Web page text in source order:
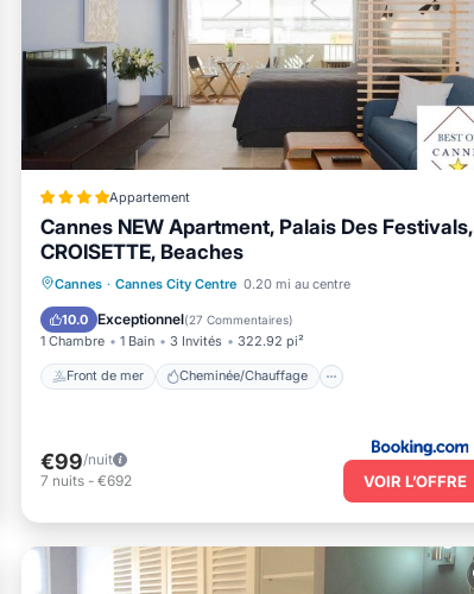
Appartement
Cannes NEW Apartment, Palais Des Festivals,
CROISETTE, Beaches
Cannes · Cannes City Centre 0.20 mi au centre
10.0 Exceptionnel(27 Commentaires)
1 Chambre 1 Bain 3 Invités 322.92 pi²
Front de mer Cheminée/Chauffage
Front de mer
Cheminée/Chauffage
Vue sur l’océan
Balcon/Terrasse
€99/nuit
7 nuits - €692 VOIR L’OFFRE